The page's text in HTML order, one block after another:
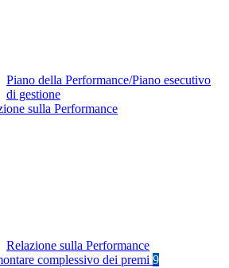
Piano della Performance/Piano esecutivo
di gestione
sulla Performance
Relazione sulla Performance
complessivo dei premi 9